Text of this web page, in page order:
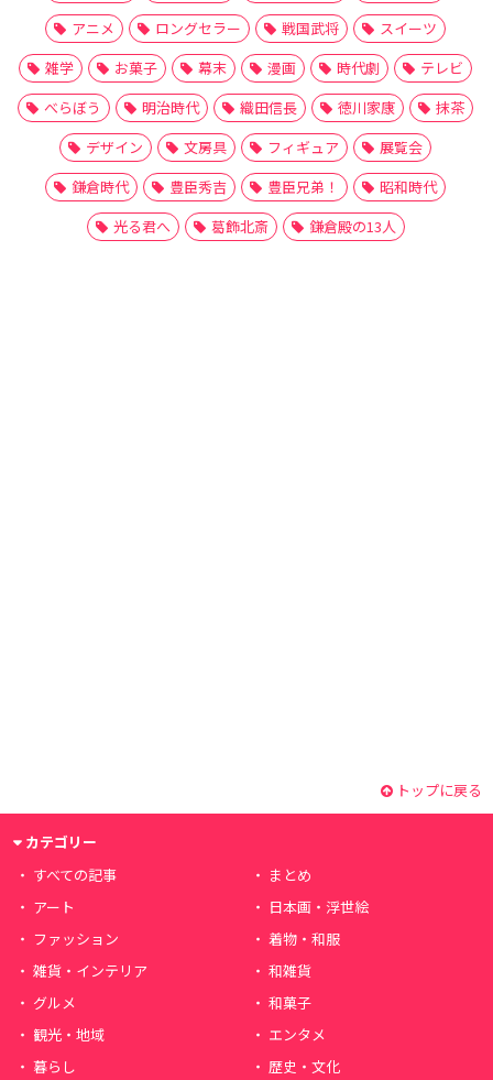
アニメ
ロングセラー 戦国武将
スイーツ
雑学
お菓子 幕末 漫画 時代劇
テレビ
べらぼう
明治時代 織田信長 徳川家康
抹茶
デザイン
文房具 フィギュア
展覧会
鎌倉時代
豊臣秀吉 豊臣兄弟！
昭和時代
光る君へ
葛飾北斎 鎌倉殿の13人
トップに戻る
カテゴリー
すべての記事
まとめ
アート
日本画・浮世絵
ファッション
着物・和服
雑貨・インテリア
和雑貨
グルメ
和菓子
観光・地域
エンタメ
暮らし
歴史・文化